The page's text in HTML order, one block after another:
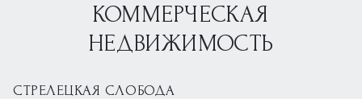
КОММЕРЧЕСКАЯ
НЕДВИЖИМОСТЬ
СТРЕЛЕЦКАЯ СЛОБОДА